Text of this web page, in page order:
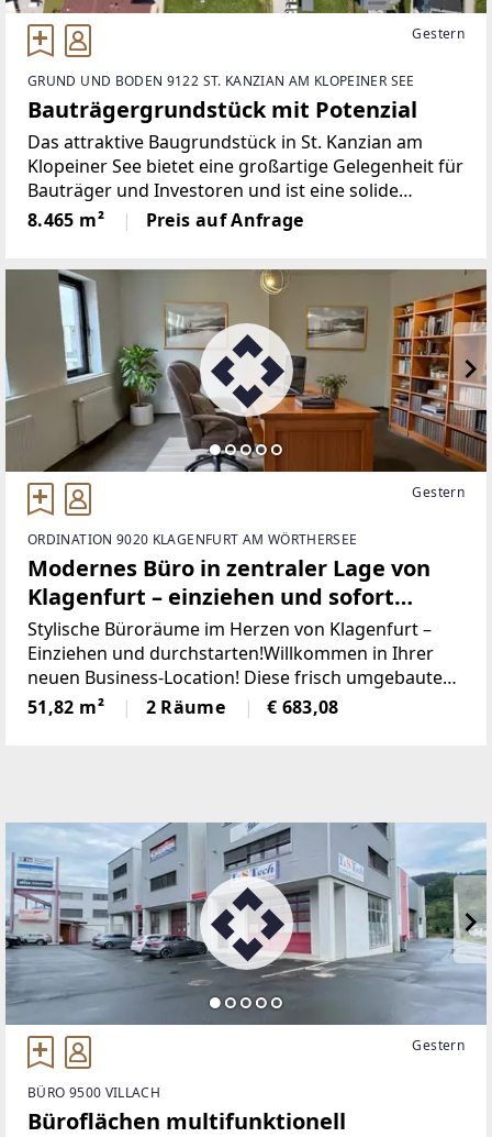
Gestern
GRUND UND BODEN 9122 ST. KANZIAN AM KLOPEINER SEE
Bauträgergrundstück mit Potenzial
Das attraktive Baugrundstück in St. Kanzian am
Klopeiner See bietet eine großartige Gelegenheit für
Bauträger und Investoren und ist eine solide
Grundlage für die Schaffung von Wohnraum, der
nicht nur dem gemeinnützigen Wohnungsbau
8.465 m² Preis auf Anfrage
Gestern
ORDINATION 9020 KLAGENFURT AM WÖRTHERSEE
Modernes Büro in zentraler Lage von
Klagenfurt – einziehen und sofort
loslegen!
Stylische Büroräume im Herzen von Klagenfurt –
Einziehen und durchstarten!Willkommen in Ihrer
neuen Business-Location! Diese frisch umgebauten,
bezugsfertigen Büroräume bieten genau das, was
Sie brauchen: Stil, Funktionalität und eine zentrale
51,82 m² 2 Räume € 683,08
Gestern
BÜRO 9500 VILLACH
Büroflächen multifunktionell